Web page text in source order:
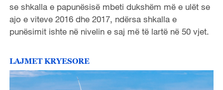
se shkalla e papunësisë mbeti dukshëm më e ulët se
ajo e viteve 2016 dhe 2017, ndërsa shkalla e
punësimit ishte në nivelin e saj më të lartë në 50 vjet.
LAJMET KRYESORE